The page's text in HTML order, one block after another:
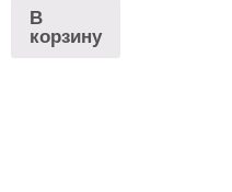
В
корзину